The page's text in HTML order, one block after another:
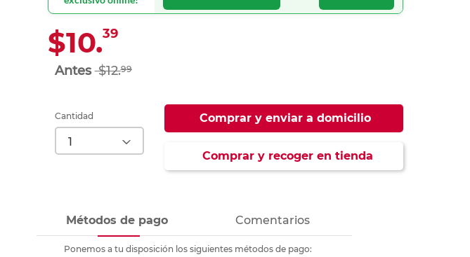
$10.39
$12.99
Cantidad Comprar y enviar a domicilio
Comprar y recoger en tienda
Métodos de pago Comentarios
Ponemos a tu disposición los siguientes métodos de pago: